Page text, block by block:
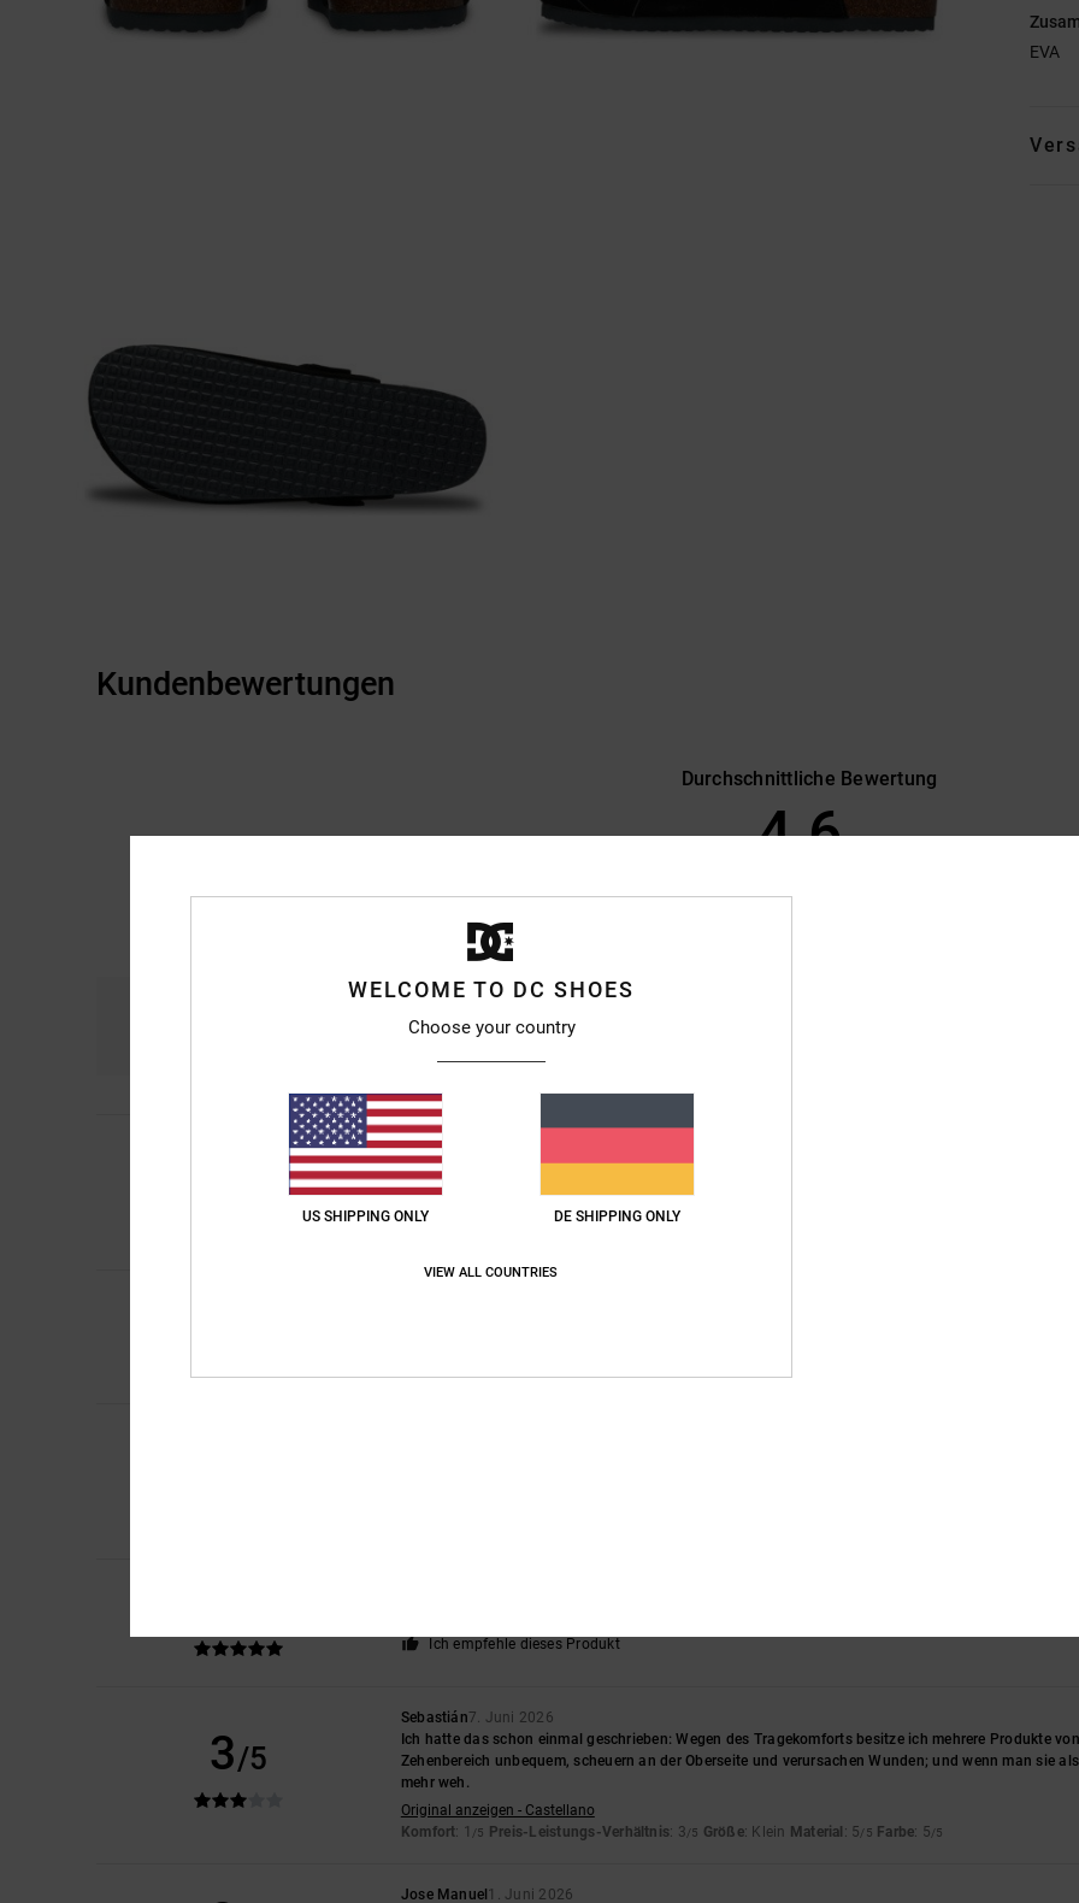
EVA
Kundenbewertungen
Durchschnittliche Bewertung
4.6
Mario9. Juli 2026
Besser als erwartet
Original anzeigen - Castellano
Komfort
Preis-Leistungs-Verhältnis: 5
Ich empfehle dieses Produkt
3/5
Sebastián7. Juni 2026
Ich hatte das schon einmal geschrieben: Wegen des Tragekomforts besitze ich mehrere Produkte
Zehenbereich unbequem, scheuern an der Oberseite und verursachen Wunden; und wenn man sie
mehr weh.
Original anzeigen - Castellano
Komfort: 1 /5 Preis-Leistungs-Verhältnis: 3/5 Größe: Klein Material : 5/5 Farbe: 5/5
Jose Manuel 1. Juni 2026
WELCOME TO DC SHOES
Choose your country
US SHIPPING ONLY DE SHIPPING ONLY
VIEW ALL COUNTRIES